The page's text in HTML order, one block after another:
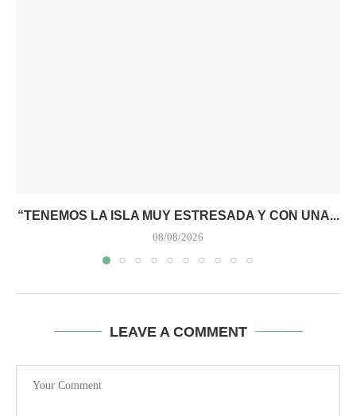
“TENEMOS LA ISLA MUY ESTRESADA Y CON UNA...
08/08/2026
LEAVE A COMMENT